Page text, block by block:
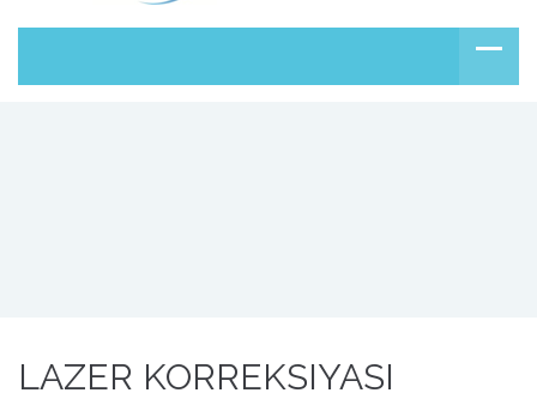
LAZER KORREKSIYASI